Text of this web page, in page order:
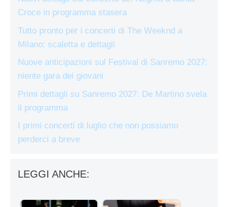
Croce in programma stasera
Tutto pronto per i concerti di The Weeknd a
Milano: scaletta e dettagli
Nuove anticipazioni sul Festival di Sanremo 2027:
niente gara dei giovani
Primi dettagli su Sanremo 2027: De Martino svela
il programma
I primi concerti di luglio che non possiamo
perderci a breve
LEGGI ANCHE: